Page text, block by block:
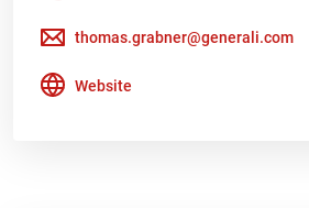
thomas.grabner@generali.com
Website